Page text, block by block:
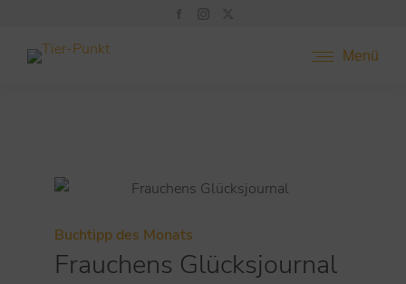
Menü
Buchtipp des Monats
Frauchens Glücksjournal